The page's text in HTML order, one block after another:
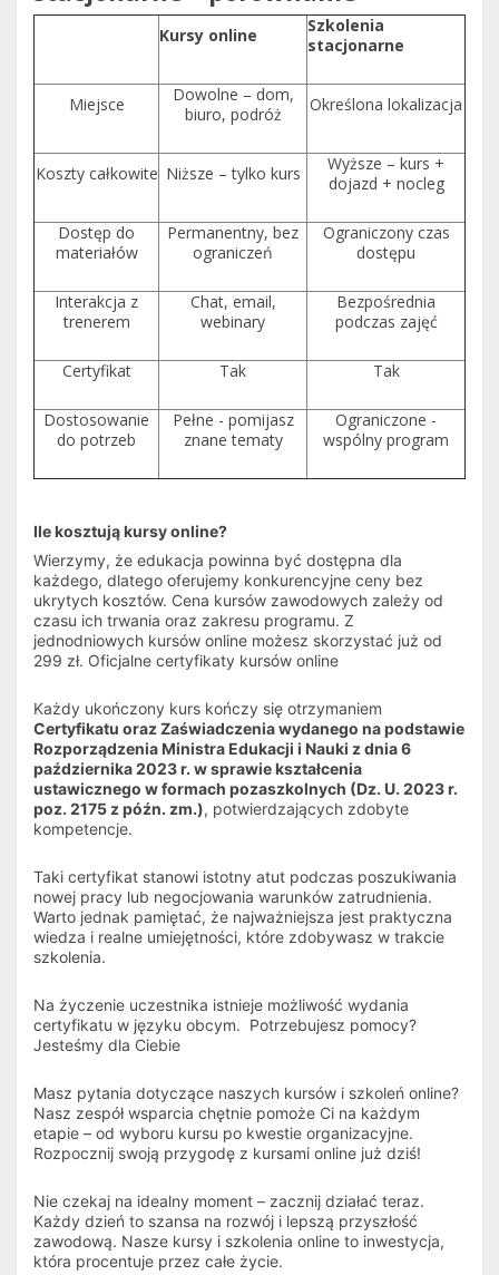
Kursy online
Szkolenia
stacjonarne
Miejsce
Dowolne – dom,
biuro, podróż
Określona lokalizacja
Koszty całkowite Niższe – tylko kurs
Wyższe – kurs +
dojazd + nocleg
Dostęp do
materiałów
Permanentny, bez
ograniczeń
Ograniczony czas
dostępu
Interakcja z
trenerem
Chat, email,
webinary
Bezpośrednia
podczas zajęć
Certyfikat Tak Tak
Dostosowanie
do potrzeb
Pełne - pomijasz
znane tematy
Ograniczone -
wspólny program
Ile kosztują kursy online?
Wierzymy, że edukacja powinna być dostępna dla
każdego, dlatego oferujemy konkurencyjne ceny bez
ukrytych kosztów. Cena kursów zawodowych zależy od
czasu ich trwania oraz zakresu programu. Z
jednodniowych kursów online możesz skorzystać już od
299 zł. Oficjalne certyfikaty kursów online
Certyfikatu oraz Zaświadczenia wydanego na podstawie
Rozporządzenia Ministra Edukacji i Nauki z dnia 6
października 2023 r. w sprawie kształcenia
ustawicznego w formach pozaszkolnych (Dz. U. 2023 r.
poz. 2175 z późn. zm.), potwierdzających zdobyte
kompetencje.
Taki certyfikat stanowi istotny atut podczas poszukiwania
nowej pracy lub negocjowania warunków zatrudnienia.
Warto jednak pamiętać, że najważniejsza jest praktyczna
wiedza i realne umiejętności, które zdobywasz w trakcie
szkolenia.
Na życzenie uczestnika istnieje możliwość wydania
certyfikatu w języku obcym.  Potrzebujesz pomocy?
Jesteśmy dla Ciebie
Masz pytania dotyczące naszych kursów i szkoleń online?
Nasz zespół wsparcia chętnie pomoże Ci na każdym
etapie – od wyboru kursu po kwestie organizacyjne.
Rozpocznij swoją przygodę z kursami online już dziś!
Nie czekaj na idealny moment – zacznij działać teraz.
Każdy dzień to szansa na rozwój i lepszą przyszłość
zawodową. Nasze kursy i szkolenia online to inwestycja,
która procentuje przez całe życie.